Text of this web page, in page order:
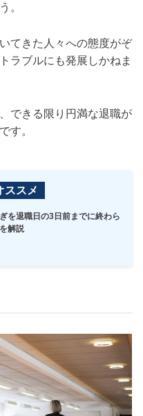
。
てきた人々への態度がぞ
ラブルにも発展しかねま
できる限り円満な退職が
す。
ススメ
を退職日の3日前までに終わら
解説